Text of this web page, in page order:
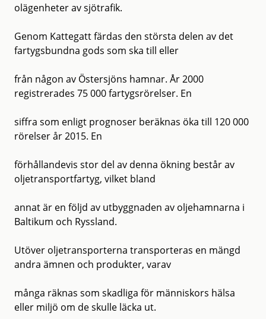
olägenheter av sjötrafik.
Genom Kattegatt färdas den största delen av det
fartygsbundna gods som ska till eller
från någon av Östersjöns hamnar. År 2000
registrerades 75 000 fartygsrörelser. En
siffra som enligt prognoser beräknas öka till 120 000
rörelser år 2015. En
förhållandevis stor del av denna ökning består av
oljetransportfartyg, vilket bland
annat är en följd av utbyggnaden av oljehamnarna i
Baltikum och Ryssland.
Utöver oljetransporterna transporteras en mängd
andra ämnen och produkter, varav
många räknas som skadliga för människors hälsa
eller miljö om de skulle läcka ut.